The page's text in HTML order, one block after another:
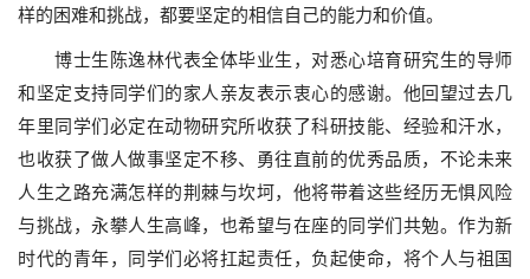
样的困难和挑战，都要坚定的相信自己的能力和价值。
博士生陈逸林代表全体毕业生，对悉心培育研究生的导师
和坚定支持同学们的家人亲友表示衷心的感谢。他回望过去几
年里同学们必定在动物研究所收获了科研技能、经验和汗水，
也收获了做人做事坚定不移、勇往直前的优秀品质，不论未来
人生之路充满怎样的荆棘与坎坷，他将带着这些经历无惧风险
与挑战，永攀人生高峰，也希望与在座的同学们共勉。作为新
时代的青年，同学们必将扛起责任，负起使命，将个人与祖国